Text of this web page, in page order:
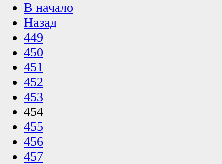
В начало
Назад
449
450
451
452
453
454
455
456
457